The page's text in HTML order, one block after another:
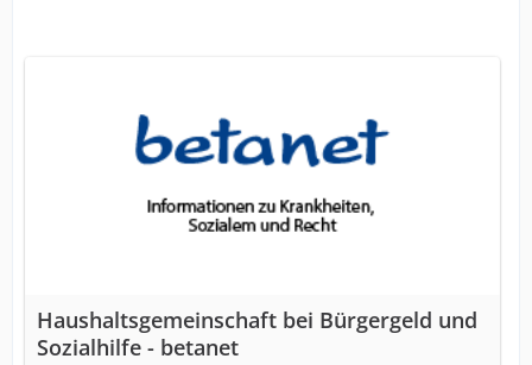
Haushaltsgemeinschaft bei Bürgergeld und
Sozialhilfe - betanet